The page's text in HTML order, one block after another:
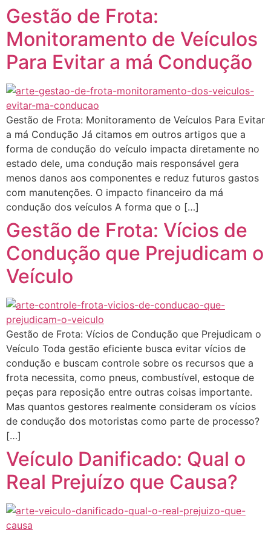
Gestão de Frota:
Monitoramento de Veículos
Para Evitar a má Condução
Gestão de Frota: Monitoramento de Veículos Para Evitar
a má Condução Já citamos em outros artigos que a
forma de condução do veículo impacta diretamente no
estado dele, uma condução mais responsável gera
menos danos aos componentes e reduz futuros gastos
com manutenções. O impacto financeiro da má
condução dos veículos A forma que o […]
Gestão de Frota: Vícios de
Condução que Prejudicam o
Veículo
Gestão de Frota: Vícios de Condução que Prejudicam o
Veículo Toda gestão eficiente busca evitar vícios de
condução e buscam controle sobre os recursos que a
frota necessita, como pneus, combustível, estoque de
peças para reposição entre outras coisas importante.
Mas quantos gestores realmente consideram os vícios
de condução dos motoristas como parte de processo?
[…]
Veículo Danificado: Qual o
Real Prejuízo que Causa?